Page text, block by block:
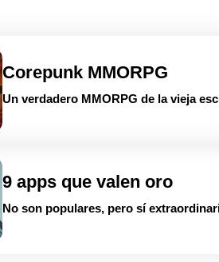
Corepunk MMORPG
Un verdadero MMORPG de la vieja
9 apps que valen oro
No son populares, pero sí